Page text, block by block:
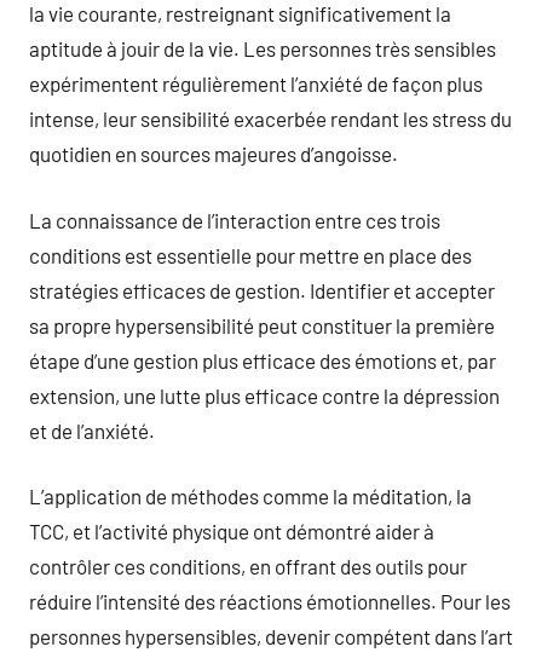
la vie courante, restreignant significativement la
aptitude à jouir de la vie. Les personnes très sensibles
expérimentent régulièrement l’anxiété de façon plus
intense, leur sensibilité exacerbée rendant les stress du
quotidien en sources majeures d’angoisse.
La connaissance de l’interaction entre ces trois
conditions est essentielle pour mettre en place des
stratégies efficaces de gestion. Identifier et accepter
sa propre hypersensibilité peut constituer la première
étape d’une gestion plus efficace des émotions et, par
extension, une lutte plus efficace contre la dépression
et de l’anxiété.
L’application de méthodes comme la méditation, la
TCC, et l’activité physique ont démontré aider à
contrôler ces conditions, en offrant des outils pour
réduire l’intensité des réactions émotionnelles. Pour les
personnes hypersensibles, devenir compétent dans l’art